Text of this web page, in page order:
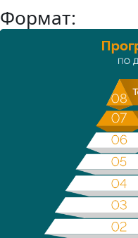
Формат: